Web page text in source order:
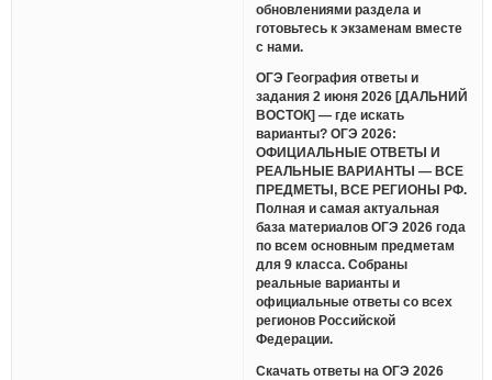
обновлениями раздела и
готовьтесь к экзаменам вместе
с нами.
ОГЭ География ответы и
задания 2 июня 2026 [ДАЛЬНИЙ
ВОСТОК] — где искать
варианты? ОГЭ 2026:
ОФИЦИАЛЬНЫЕ ОТВЕТЫ И
РЕАЛЬНЫЕ ВАРИАНТЫ — ВСЕ
ПРЕДМЕТЫ, ВСЕ РЕГИОНЫ РФ.
Полная и самая актуальная
база материалов ОГЭ 2026 года
по всем основным предметам
для 9 класса. Собраны
реальные варианты и
официальные ответы со всех
регионов Российской
Федерации.
Скачать ответы на ОГЭ 2026